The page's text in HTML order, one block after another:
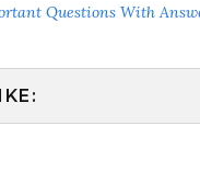
Questions With